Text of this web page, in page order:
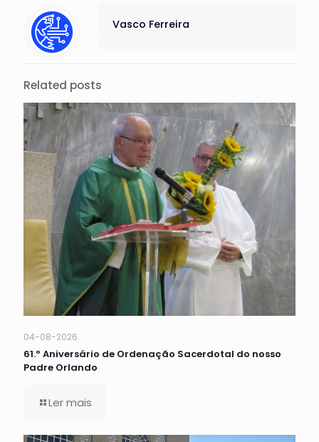
Vasco Ferreira
Related posts
04-08-2026
61.º Aniversário de Ordenação Sacerdotal do nosso
Padre Orlando
Ler mais